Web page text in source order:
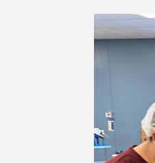
正，於115年6月2日(二)率政
學校友服務相關同仁蒞臨本 ...